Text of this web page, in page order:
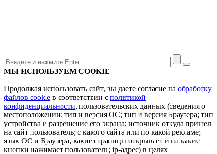
МЫ ИСПОЛЬЗУЕМ COOKIE
Продолжая использовать сайт, вы даете согласие на обработку
файлов cookie в соответствии с политикой
конфиденциальности, пользовательских данных (сведения о
местоположении; тип и версия ОС; тип и версия Браузера; тип
устройства и разрешение его экрана; источник откуда пришел
на сайт пользователь; с какого сайта или по какой рекламе;
язык ОС и Браузера; какие страницы открывает и на какие
кнопки нажимает пользователь; ip-адрес) в целях